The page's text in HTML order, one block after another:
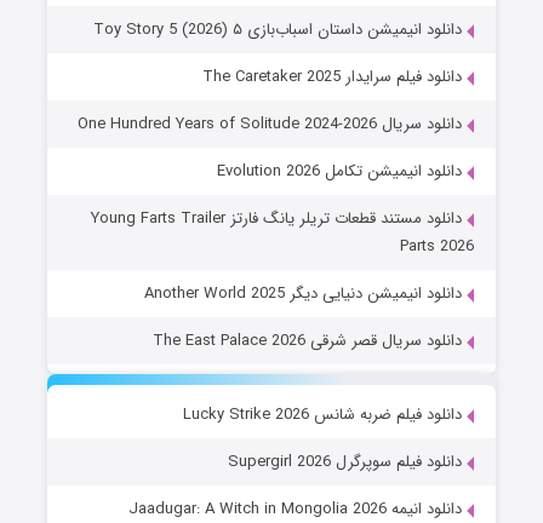
دانلود انیمیشن داستان اسباب‌بازی ۵ Toy Story 5 (2026)
دانلود فیلم سرایدار The Caretaker 2025
دانلود سریال One Hundred Years of Solitude 2024-2026
دانلود انیمیشن تکامل Evolution 2026
دانلود مستند قطعات تریلر یانگ فارتز Young Farts Trailer
Parts 2026
دانلود انیمیشن دنیایی دیگر Another World 2025
دانلود سریال قصر شرقی The East Palace 2026
دانلود فیلم ضربه شانس Lucky Strike 2026
دانلود فیلم سوپرگرل Supergirl 2026
دانلود انیمه Jaadugar: A Witch in Mongolia 2026